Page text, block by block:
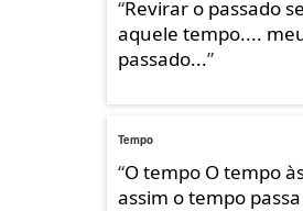
“Revirar o passado
aquele tempo....
passado...”
Tempo
“O tempo O tempo
assim o tempo